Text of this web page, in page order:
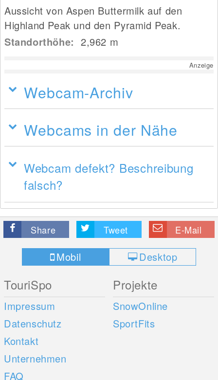
Aussicht von Aspen Buttermilk auf den
Highland Peak und den Pyramid Peak.
Standorthöhe:2,962 m
Anzeige
Webcam-Archiv
Webcams in der Nähe
Webcam defekt? Beschreibung
falsch?
Share Tweet E-Mail
Mobil Desktop
TouriSpo
Impressum
Datenschutz
Kontakt
Unternehmen
FAQ
Projekte
SnowOnline
SportFits